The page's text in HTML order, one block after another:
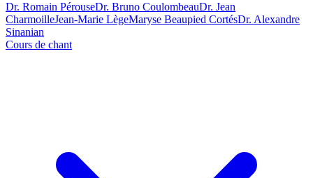
Dr. Romain PérouseDr. Bruno CoulombeauDr. Jean
CharmoilleJean-Marie LègeMaryse Beaupied CortésDr. Alexandre
Sinanian
Cours de chant